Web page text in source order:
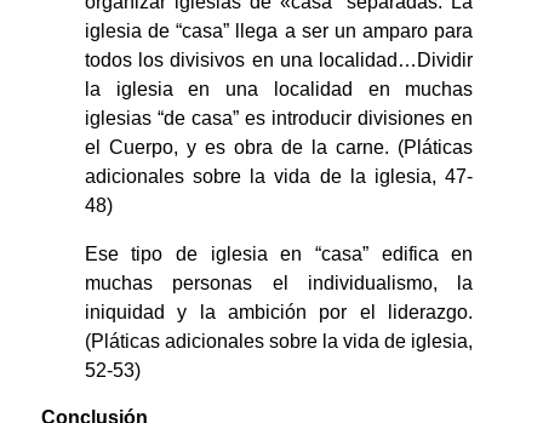
iglesia de “casa” llega a ser un amparo para
todos los divisivos en una localidad…Dividir
la iglesia en una localidad en muchas
iglesias “de casa” es introducir divisiones en
el Cuerpo, y es obra de la carne. (Pláticas
adicionales sobre la vida de la iglesia, 47-
48)
Ese tipo de iglesia en “casa” edifica en
muchas personas el individualismo, la
iniquidad y la ambición por el liderazgo.
(Pláticas adicionales sobre la vida de iglesia,
52-53)
Conclusión